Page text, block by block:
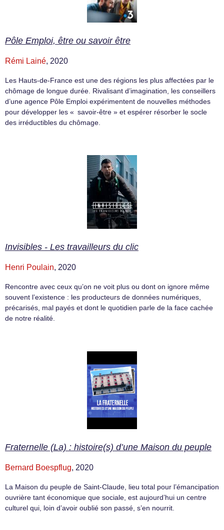
Pôle Emploi, être ou savoir être
Rémi Lainé, 2020
Les Hauts-de-France est une des régions les plus affectées par le
chômage de longue durée. Rivalisant d’imagination, les conseillers
d’une agence Pôle Emploi expérimentent de nouvelles méthodes
pour développer les « savoir-être » et espérer résorber le socle
des irréductibles du chômage.
Invisibles - Les travailleurs du clic
Henri Poulain, 2020
Rencontre avec ceux qu’on ne voit plus ou dont on ignore même
souvent l’existence : les producteurs de données numériques,
précarisés, mal payés et dont le quotidien parle de la face cachée
de notre réalité.
Fraternelle (La) : histoire(s) d’une Maison du peuple
Bernard Boespflug, 2020
La Maison du peuple de Saint-Claude, lieu total pour l’émancipation
ouvrière tant économique que sociale, est aujourd’hui un centre
culturel qui, loin d’avoir oublié son passé, s’en nourrit.